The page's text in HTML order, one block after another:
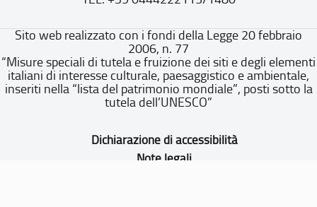
Sito web realizzato con i fondi della Legge 20 febbraio
2006, n. 77
“Misure speciali di tutela e fruizione dei siti e degli elementi
italiani di interesse culturale, paesaggistico e ambientale,
inseriti nella “lista del patrimonio mondiale”, posti sotto la
tutela dell’UNESCO”
Dichiarazione di accessibilità
Note legali